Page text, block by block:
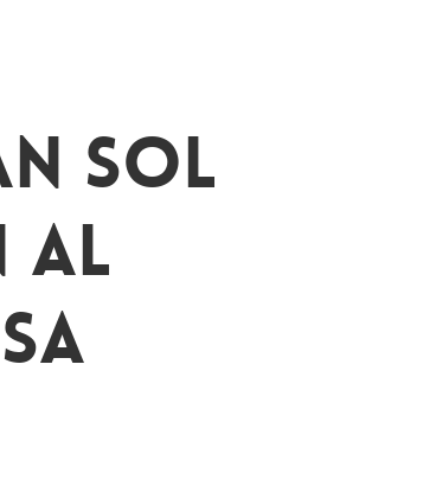
Sol
Al